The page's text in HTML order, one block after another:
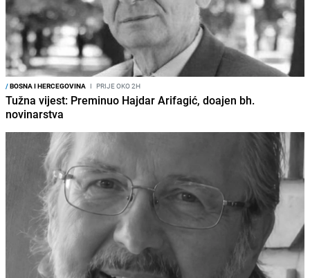
/BOSNA I HERCEGOVINA I PRIJE OKO 2H
Tužna vijest: Preminuo Hajdar Arifagić, doajen bh.
novinarstva